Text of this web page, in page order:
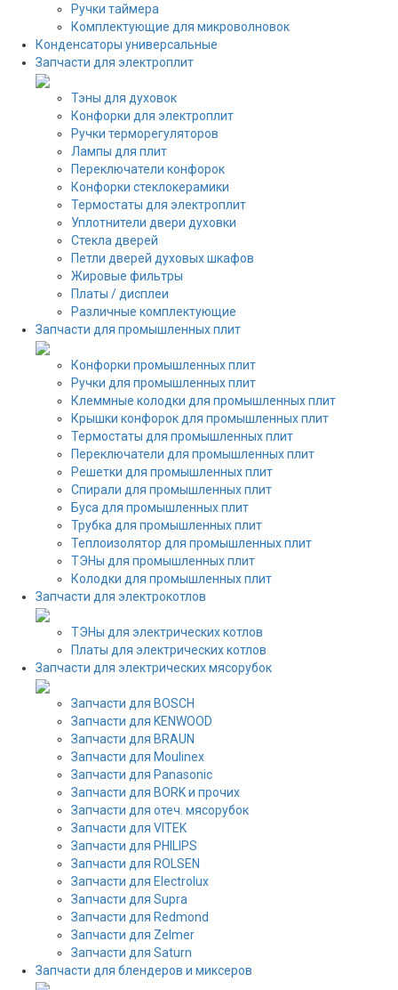
Ручки таймера
Комплектующие для микроволновок
Конденсаторы универсальные
Запчасти для электроплит
Тэны для духовок
Конфорки для электроплит
Ручки терморегуляторов
Лампы для плит
Переключатели конфорок
Конфорки стеклокерамики
Термостаты для электроплит
Уплотнители двери духовки
Стекла дверей
Петли дверей духовых шкафов
Жировые фильтры
Платы / дисплеи
Различные комплектующие
Запчасти для промышленных плит
Конфорки промышленных плит
Ручки для промышленных плит
Клеммные колодки для промышленных плит
Крышки конфорок для промышленных плит
Термостаты для промышленных плит
Переключатели для промышленных плит
Решетки для промышленных плит
Спирали для промышленных плит
Буса для промышленных плит
Трубка для промышленных плит
Теплоизолятор для промышленных плит
ТЭНы для промышленных плит
Колодки для промышленных плит
Запчасти для электрокотлов
ТЭНы для электрических котлов
Платы для электрических котлов
Запчасти для электрических мясорубок
Запчасти для BOSCH
Запчасти для KENWOOD
Запчасти для BRAUN
Запчасти для Moulinex
Запчасти для Panasonic
Запчасти для BORK и прочих
Запчасти для отеч. мясорубок
Запчасти для VITEK
Запчасти для PHILIPS
Запчасти для ROLSEN
Запчасти для Electrolux
Запчасти для Supra
Запчасти для Redmond
Запчасти для Zelmer
Запчасти для Saturn
Запчасти для блендеров и миксеров